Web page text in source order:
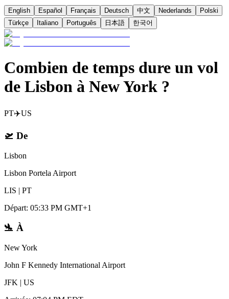
English Español Français Deutsch 中文 Nederlands
Polski
Türkçe
Italiano Português 日本語 한국어
Combien de temps dure un vol
de Lisbon à New York ?
PT✈️US
🛫 De
Lisbon
Lisbon Portela Airport
LIS | PT
Départ: 05:33 PM GMT+1
🛬 À
New York
John F Kennedy International Airport
JFK | US